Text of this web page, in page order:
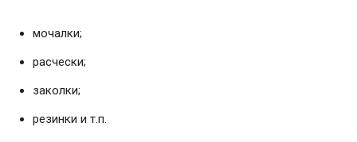
мочалки;
расчески;
заколки;
резинки и т.п.